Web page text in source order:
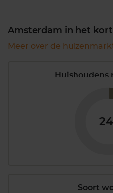
Amsterdam in het kort
Meer over de
Huishoudens
Soort